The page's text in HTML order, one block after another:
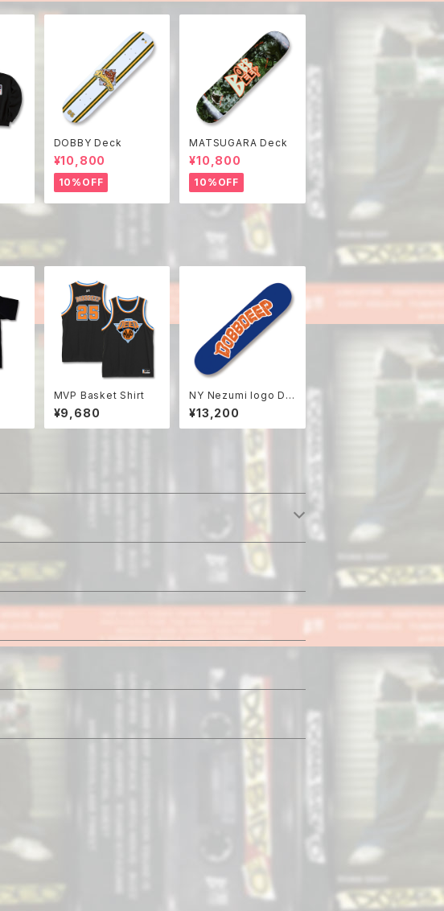
DOBBY Deck
¥10,800
10%OFF
MATSUGARA Deck
¥10,800
10%OFF
MVP Basket Shirt
¥9,680
NY Nezumi logo De
ck
¥13,200